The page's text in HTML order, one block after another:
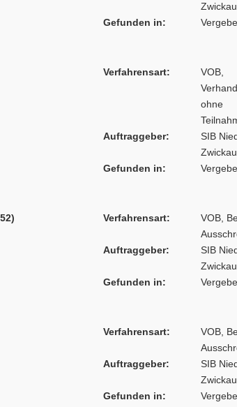
Zwickau
Gefunden in:
Verfahrensart:
VOB,
ohne
Auftraggeber:
SIB
Zwickau
Gefunden in:
Verfahrensart:
VOB,
Auftraggeber:
SIB
Zwickau
Gefunden in:
Verfahrensart:
VOB,
Auftraggeber:
SIB
Zwickau
Gefunden in: